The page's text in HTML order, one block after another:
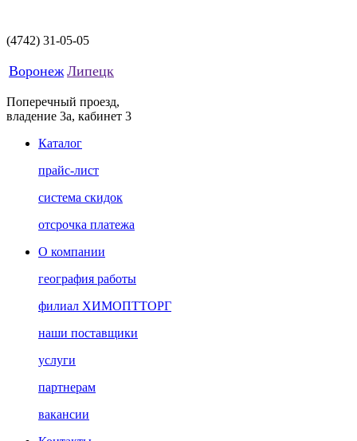
(4742) 31-05-05
Воронеж Липецк
Поперечный проезд,
владение 3а, кабинет 3
Каталог
прайс-лист
система скидок
отсрочка платежа
О компании
география работы
филиал ХИМОПТТОРГ
наши поставщики
услуги
партнерам
вакансии